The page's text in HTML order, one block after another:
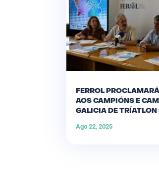
FERROL
AOS CAMPIÓNS E
GALICIA DE
Ago 22, 2025